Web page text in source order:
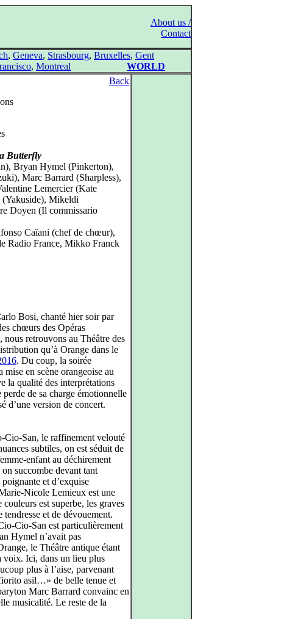
About us /
Contact
, Geneva, Strasbourg, Bruxelles, Gent
, Montreal WORLD
Back
Butterfly
Bryan Hymel (Pinkerton),
Marc Barrard (Sharpless),
Lemercier (Kate
Mikeldi
Doyen (Il commissario
Caïani (chef de chœur),
Radio France, Mikko Franck
Bosi, chanté hier soir par
chœurs des Opéras
retrouvons au Théâtre des
qu’à Orange dans le
. Du coup, la soirée
mise en scène orangeoise au
la qualité des interprétations
de sa charge émotionnelle
d’une version de concert.
Cio-San, le raffinement velouté
subtiles, on est séduit de
enfant au déchirement
succombe devant tant
et d’exquise
Nicole Lemieux est une
est superbe, les graves
tendresse et de dévouement.
Cio-San est particulièrement
Hymel n’avait pas
le Théâtre antique étant
voix. Ici, dans un lieu plus
plus à l’aise, parvenant
asil…» de belle tenue et
Marc Barrard convainc en
musicalité. Le reste de la